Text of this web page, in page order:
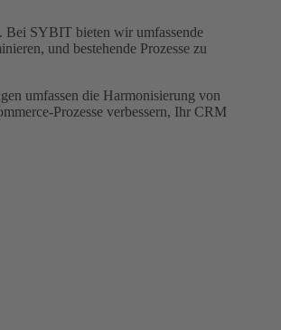
Bei SYBIT bieten wir umfassende
und bestehende Prozesse zu
umfassen die Harmonisierung von
Prozesse verbessern, Ihr CRM